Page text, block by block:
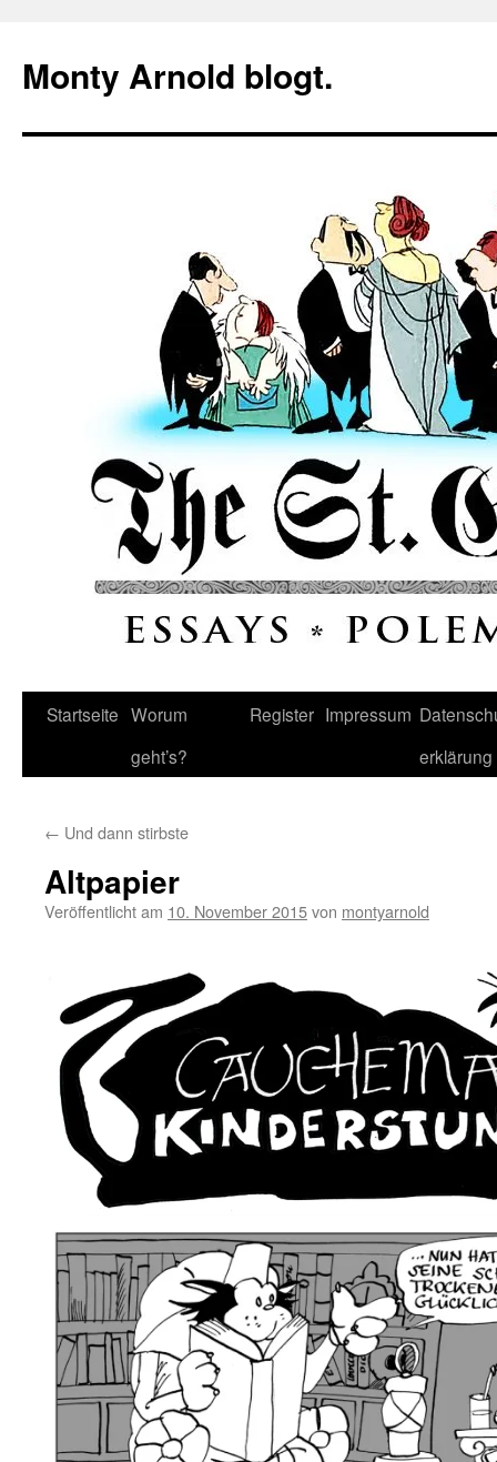
springen
Monty Arnold blogt.
Startseite Worum
geht’s?
Register Impressum
erklärung
← Und dann stirbste
Altpapier
Veröffentlicht am 10. November 2015von montyarnold